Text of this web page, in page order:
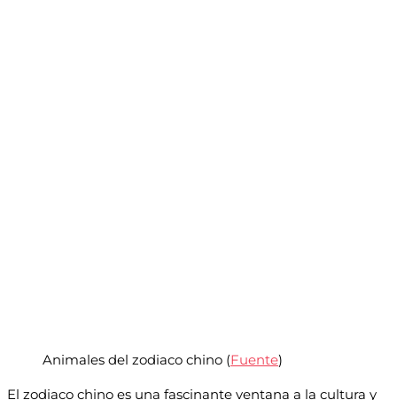
Animales del zodiaco chino (Fuente)
El zodiaco chino es una fascinante ventana a la cultura y